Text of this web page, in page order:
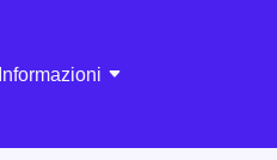
Informazioni